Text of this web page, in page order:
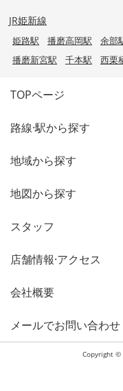
JR姫新線
姫路駅 播磨高岡駅 余部
播磨新宮駅
千本駅 西栗
TOPページ
路線·駅から探す
地域から探す
地図から探す
スタッフ
店舗情報·アクセス
会社概要
メールでお問い合わせ
Copyright ©